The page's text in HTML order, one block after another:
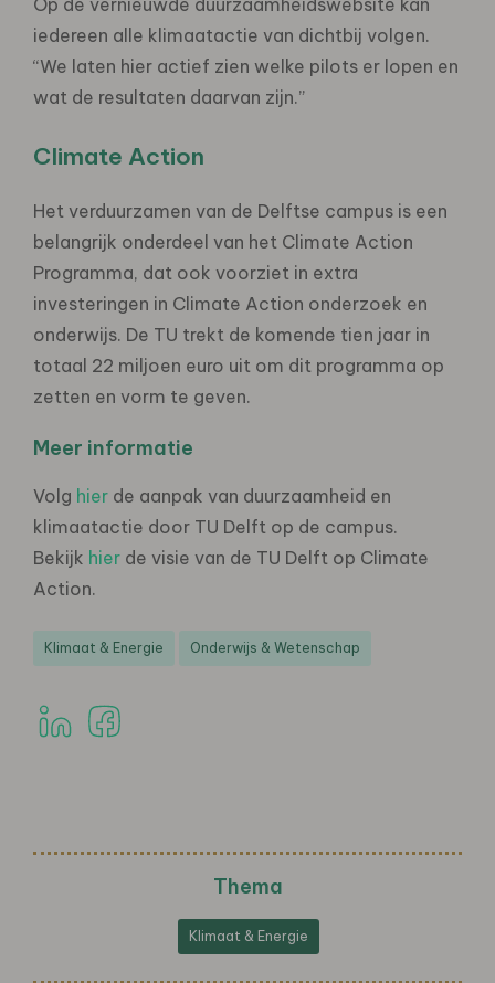
iedereen alle klimaatactie van dichtbij volgen.
“We laten hier actief zien welke pilots er lopen en
wat de resultaten daarvan zijn.”
Climate Action
Het verduurzamen van de Delftse campus is een
belangrijk onderdeel van het Climate Action
Programma, dat ook voorziet in extra
investeringen in Climate Action onderzoek en
onderwijs. De TU trekt de komende tien jaar in
totaal 22 miljoen euro uit om dit programma op
zetten en vorm te geven.
Meer informatie
Volg hier de aanpak van duurzaamheid en
klimaatactie door TU Delft op de campus.
Bekijk hier de visie van de TU Delft op Climate
Action.
Klimaat & Energie Onderwijs & Wetenschap
Thema
Klimaat & Energie